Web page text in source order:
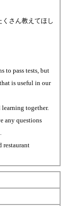
さん教えてほし
to pass tests, but
is useful in our
together.
any questions
restaurant